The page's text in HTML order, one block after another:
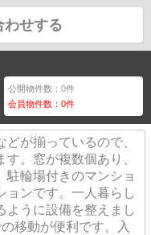
わせする
公開物件数：0件
会員物件数：0件
が揃っているので、
。窓が複数個あり、
駐輪場付きのマンショ
ョンです。一人暮らし
ように設備を整えまし
移動が便利です。入